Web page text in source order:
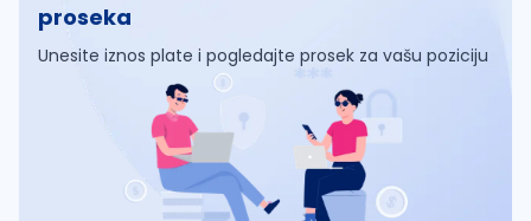
proseka
Unesite iznos plate i pogledajte prosek za vašu poziciju